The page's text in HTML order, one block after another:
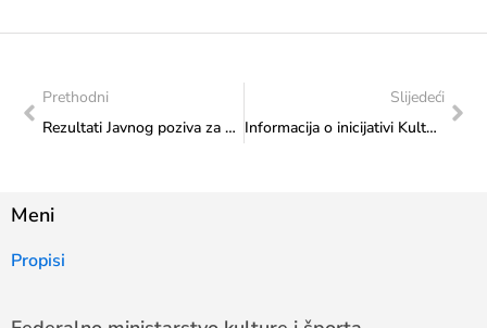
Prethodni
Rezultati Javnog poziva za odabir projekata koji će se sufinancirati iz Proračuna Federacije Bosne i Hercegovine u 2025. godini – Transfer za kulturu od značaja
Slijedeći
Informacija o inicijativi Kulturnog centra „Balkan Heritage“ iz Budimpešte
Meni
Propisi